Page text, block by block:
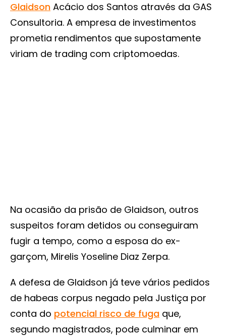
Glaidson Acácio dos Santos através da GAS
Consultoria. A empresa de investimentos
prometia rendimentos que supostamente
viriam de trading com criptomoedas.
Na ocasião da prisão de Glaidson, outros
suspeitos foram detidos ou conseguiram
fugir a tempo, como a esposa do ex-
garçom, Mirelis Yoseline Diaz Zerpa.
A defesa de Glaidson já teve vários pedidos
de habeas corpus negado pela Justiça por
conta do potencial risco de fuga que,
segundo magistrados, pode culminar em